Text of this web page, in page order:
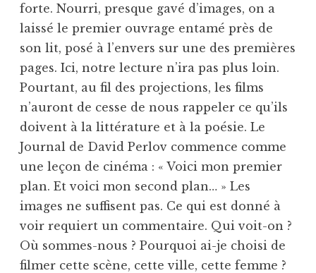
forte. Nourri, presque gavé d’images, on a
laissé le premier ouvrage entamé près de
son lit, posé à l’envers sur une des premières
pages. Ici, notre lecture n’ira pas plus loin.
Pourtant, au fil des projections, les films
n’auront de cesse de nous rappeler ce qu’ils
doivent à la littérature et à la poésie. Le
Journal de David Perlov commence comme
une leçon de cinéma : « Voici mon premier
plan. Et voici mon second plan… » Les
images ne suffisent pas. Ce qui est donné à
voir requiert un commentaire. Qui voit-on ?
Où sommes-nous ? Pourquoi ai-je choisi de
filmer cette scène, cette ville, cette femme ?